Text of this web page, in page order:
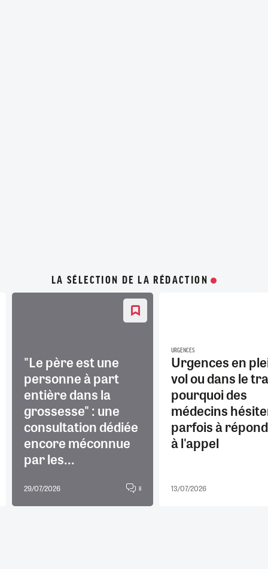
LA SÉLECTION DE LA RÉDACTION
"Le père est une
personne à part
entière dans la
grossesse" : une
consultation dédiée
encore méconnue
par les...
29/07/2026 8
URGENCES
Urgences en
vol ou dans le
pourquoi des
médecins
parfois à
à l'appel
13/07/2026